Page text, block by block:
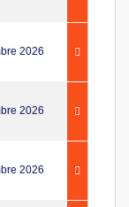
2026
2026
2026